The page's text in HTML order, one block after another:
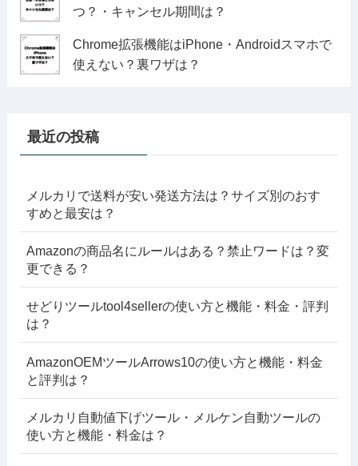
つ？・キャンセル期間は？
Chrome拡張機能はiPhone・Androidスマホで
使えない？裏ワザは？
最近の投稿
メルカリで送料が安い発送方法は？サイズ別のおす
すめと最安は？
Amazonの商品名にルールはある？禁止ワードは？変
更できる？
せどりツールtool4sellerの使い方と機能・料金・評判
は？
AmazonOEMツールArrows10の使い方と機能・料金
と評判は？
メルカリ自動値下げツール・メルケン自動ツールの
使い方と機能・料金は？